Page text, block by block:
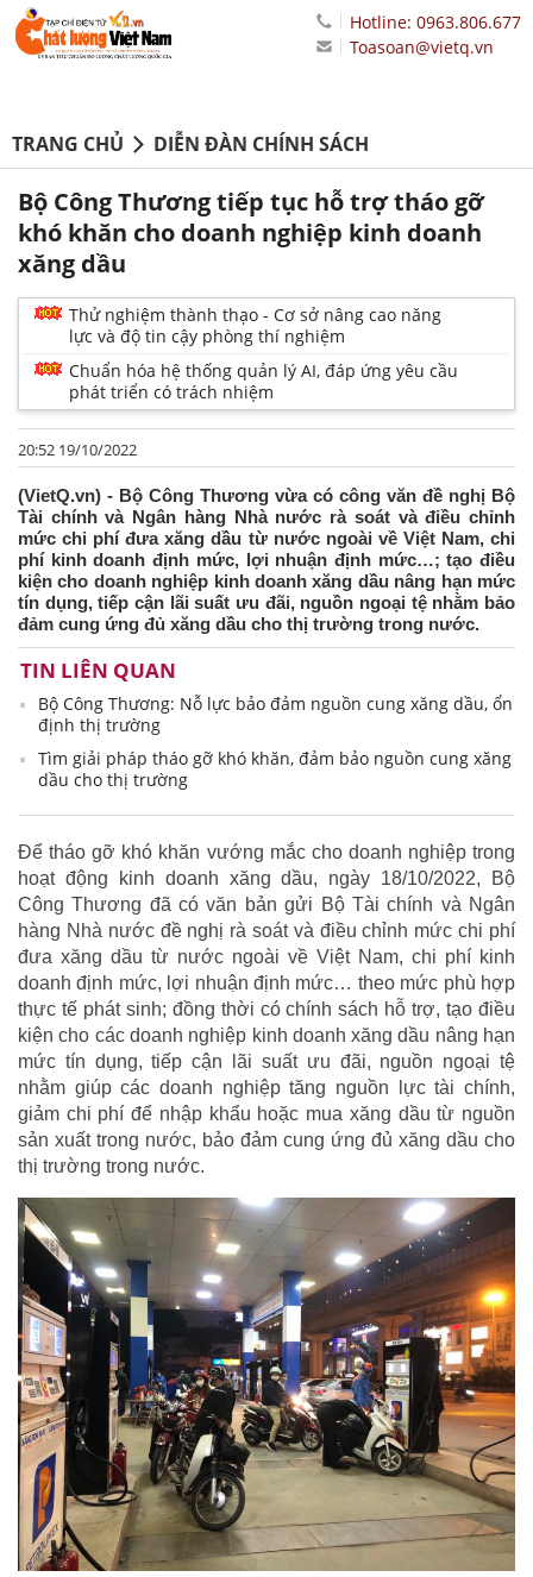
Hotline: 0963.806.677
Toasoan@vietq.vn
TRANG CHỦ DIỄN ĐÀN CHÍNH SÁCH
Bộ Công Thương tiếp tục hỗ trợ tháo gỡ
khó khăn cho doanh nghiệp kinh doanh
xăng dầu
Thử nghiệm thành thạo - Cơ sở nâng cao năng
lực và độ tin cậy phòng thí nghiệm
Chuẩn hóa hệ thống quản lý AI, đáp ứng yêu cầu
phát triển có trách nhiệm
20:52 19/10/2022
(VietQ.vn) - Bộ Công Thương vừa có công văn đề nghị Bộ
Tài chính và Ngân hàng Nhà nước rà soát và điều chỉnh
mức chi phí đưa xăng dầu từ nước ngoài về Việt Nam, chi
phí kinh doanh định mức, lợi nhuận định mức…; tạo điều
kiện cho doanh nghiệp kinh doanh xăng dầu nâng hạn mức
tín dụng, tiếp cận lãi suất ưu đãi, nguồn ngoại tệ nhằm bảo
đảm cung ứng đủ xăng dầu cho thị trường trong nước.
TIN LIÊN QUAN
Bộ Công Thương: Nỗ lực bảo đảm nguồn cung xăng dầu, ổn
định thị trường
Tìm giải pháp tháo gỡ khó khăn, đảm bảo nguồn cung xăng
dầu cho thị trường
Để tháo gỡ khó khăn vướng mắc cho doanh nghiệp trong
hoạt động kinh doanh xăng dầu, ngày 18/10/2022, Bộ
Công Thương đã có văn bản gửi Bộ Tài chính và Ngân
hàng Nhà nước đề nghị rà soát và điều chỉnh mức chi phí
đưa xăng dầu từ nước ngoài về Việt Nam, chi phí kinh
doanh định mức, lợi nhuận định mức… theo mức phù hợp
thực tế phát sinh; đồng thời có chính sách hỗ trợ, tạo điều
kiện cho các doanh nghiệp kinh doanh xăng dầu nâng hạn
mức tín dụng, tiếp cận lãi suất ưu đãi, nguồn ngoại tệ
nhằm giúp các doanh nghiệp tăng nguồn lực tài chính,
giảm chi phí để nhập khẩu hoặc mua xăng dầu từ nguồn
sản xuất trong nước, bảo đảm cung ứng đủ xăng dầu cho
thị trường trong nước.